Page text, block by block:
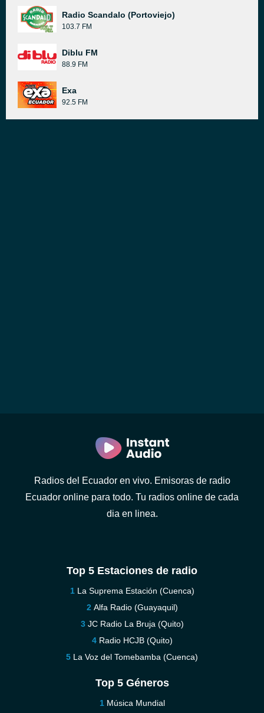
Radio Scandalo (Portoviejo)
103.7 FM
Diblu FM
88.9 FM
Exa
92.5 FM
Radios del Ecuador en vivo. Emisoras de radio
Ecuador online para todo. Tu radios online de cada
dia en linea.
Top 5 Estaciones de radio
La Suprema Estación (Cuenca)
Alfa Radio (Guayaquil)
JC Radio La Bruja (Quito)
Radio HCJB (Quito)
La Voz del Tomebamba (Cuenca)
Top 5 Géneros
Música Mundial